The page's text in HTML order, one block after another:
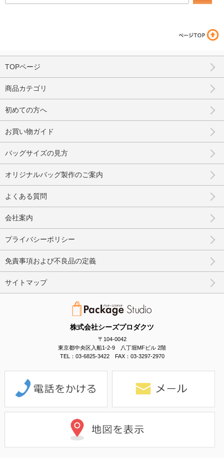
株式会社シーズプロダクツ
〒104-0042
東京都中央区入船1-2-9 八丁堀MFビル 2階
TEL：03-6825-3422 FAX：03-3297-2970
TOPページ
商品カテゴリ
初めての方へ
お買い物ガイド
バッグサイズの見方
オリジナルバッグ製作のご案内
よくある質問
会社案内
プライバシーポリシー
免責事項および不良品の定義
サイトマップ